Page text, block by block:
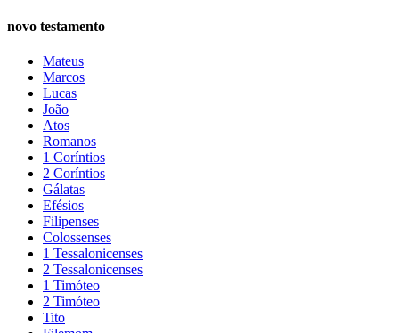
novo testamento
Mateus
Marcos
Lucas
João
Atos
Romanos
1 Coríntios
2 Coríntios
Gálatas
Efésios
Filipenses
Colossenses
1 Tessalonicenses
2 Tessalonicenses
1 Timóteo
2 Timóteo
Tito